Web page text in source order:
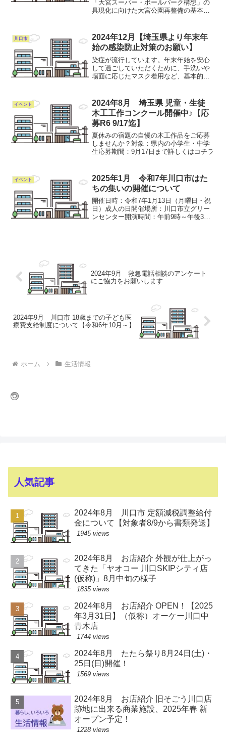
「試合のある日もない日も楽しめ
る公園」コンセプト
「大宮スーパー・ボールパーク構想」の
具現化に向けた大宮公園再整備の基本計
る方針を発表した。「試合がある日もな
い日も楽しめる公園」...
川口市
2024年12月【埼玉県より年末年
始の感染防止対策のお願い】
染症が流行しています。年末年始を安心
して過ごしていただくために、手洗いや
場面に応じたマスク着用など、基本的な
電話相談（#7119）をご活用ください。
◆12/28～1/5...
イベント
2024年8月 埼玉県 児童・生徒
木工工作コンクール開催中♪【応
募R6 9/17迄】
夏休みの宿題の自慢の木工作品をご応募
しませんか？対象：県内の小学生・中学
生応募期間：9月17日まで詳しくはコチラ
イベント
2025年1月 令和7年川口市はた
ちの集いの開催について
開催日時：令和7年1月13日（月曜日・祝
日）成人の日開催場所：川口市立グリー
ンセンター開演時間：午前9時～午後3時
2024年9月 救急電話相談のアンケート
にご協力をお願いします
2024年9月 川口市 18歳までの子ども医
療費支給制度について【令和6年10月～】
ホーム 生活情報
人気記事
2024年8月 川口市 定額減税調整給付
金について【対象者8/9から書類発送】
1945 views
2024年8月 お店紹介 外観が仕上がっ
てきた「ヤオコー 川口SKIPシティ店
(仮称)」8月中旬の様子
1835 views
2024年8月 お店紹介 OPEN！【2025
年3月31日】（仮称）オーケー川口中
青木店
1744 views
2024年8月 たたら祭り8月24日(土)・
25日(日)開催！
1569 views
2024年8月 お店紹介 旧そごう川口店
跡地に出来る商業施設、2025年春 新
オープン予定！
1228 views